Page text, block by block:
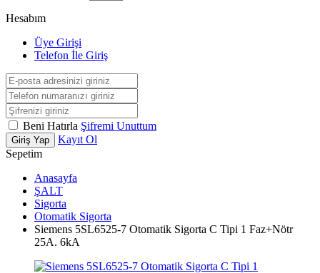
Hesabım
Üye Girişi
Telefon İle Giriş
Beni Hatırla Şifremi Unuttum
Giriş Yap
Kayıt Ol
Sepetim
Anasayfa
ŞALT
Sigorta
Otomatik Sigorta
Siemens 5SL6525-7 Otomatik Sigorta C Tipi 1 Faz+Nötr
25A. 6kA